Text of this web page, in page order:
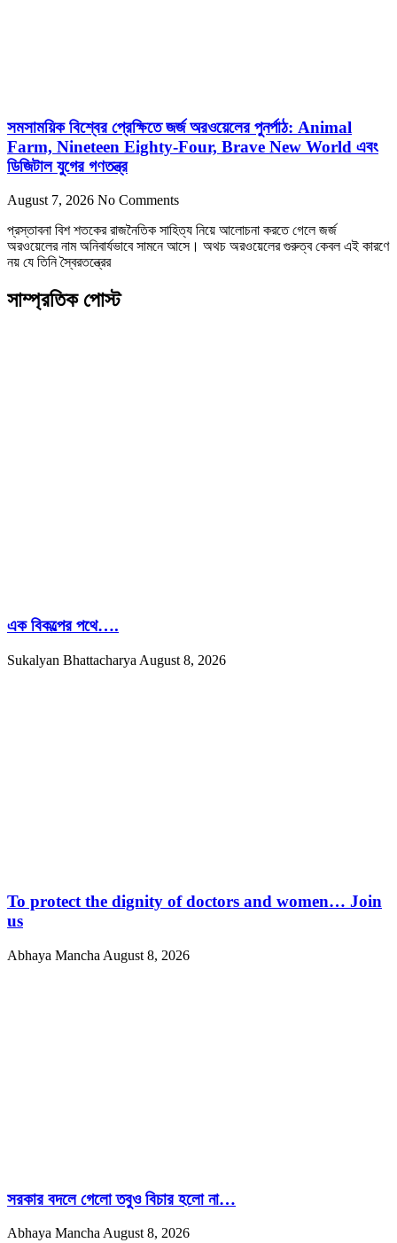
সমসাময়িক বিশ্বের প্রেক্ষিতে জর্জ অরওয়েলের পুনর্পাঠ: Animal
Farm, Nineteen Eighty-Four, Brave New World এবং
ডিজিটাল যুগের গণতন্ত্র
August 7, 2026 No Comments
প্রস্তাবনা বিশ শতকের রাজনৈতিক সাহিত্য নিয়ে আলোচনা করতে গেলে জর্জ
অরওয়েলের নাম অনিবার্যভাবে সামনে আসে। অথচ অরওয়েলের গুরুত্ব কেবল এই কারণে
নয় যে তিনি স্বৈরতন্ত্রের
সাম্প্রতিক পোস্ট
এক বিকল্পের পথে….
Sukalyan Bhattacharya August 8, 2026
To protect the dignity of doctors and women… Join
us
Abhaya Mancha August 8, 2026
সরকার বদলে গেলো তবুও বিচার হলো না…
Abhaya ManchaAugust 8, 2026